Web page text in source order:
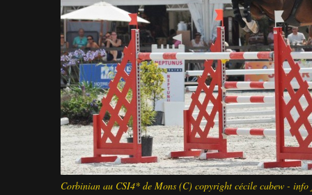
Corbinian au CSI4* de Mons (C) copyright cécile cabew - info